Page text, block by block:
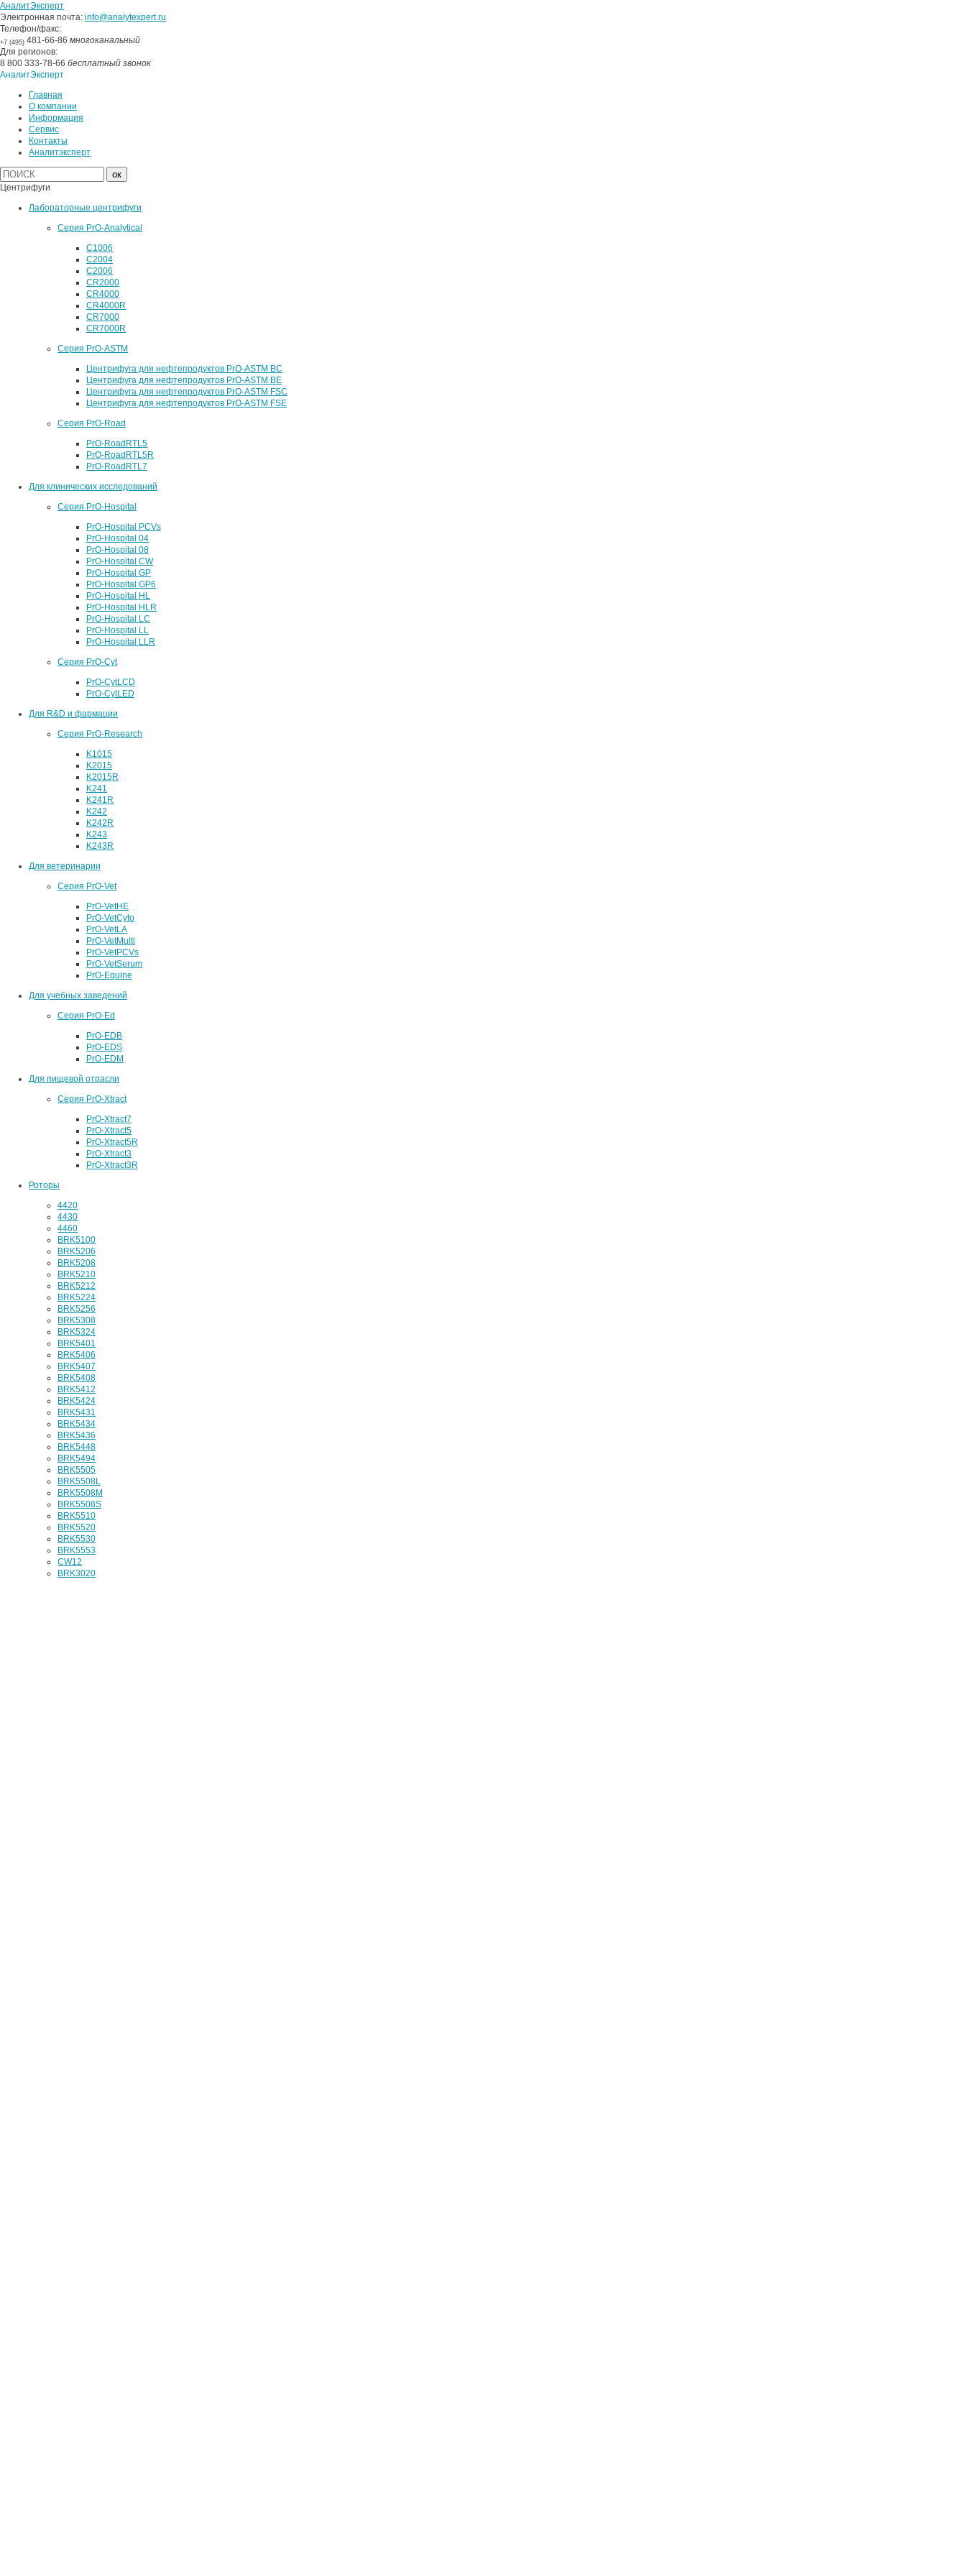
АналитЭксперт
Электронная почта: info@analytexpert.ru
Телефон/факс:
+7 (495) 481-66-86 многоканальный
Для регионов:
8 800 333-78-66 бесплатный звонок
АналитЭксперт
Главная
О компании
Информация
Сервис
Контакты
Аналитэксперт
Центрифуги
Лабораторные центрифуги
Серия PrO-Analytical
C1006
C2004
C2006
CR2000
CR4000
CR4000R
CR7000
CR7000R
Серия PrO-ASTM
Центрифуга для нефтепродуктов PrO-ASTM BC
Центрифуга для нефтепродуктов PrO-ASTM BE
Центрифуга для нефтепродуктов PrO-ASTM FSC
Центрифуга для нефтепродуктов PrO-ASTM FSE
Серия PrO-Road
PrO-RoadRTL5
PrO-RoadRTL5R
PrO-RoadRTL7
Для клинических исследований
Серия PrO-Hospital
PrO-Hospital PCVs
PrO-Hospital 04
PrO-Hospital 08
PrO-Hospital CW
PrO-Hospital GP
PrO-Hospital GP6
PrO-Hospital HL
PrO-Hospital HLR
PrO-Hospital LC
PrO-Hospital LL
PrO-Hospital LLR
Серия PrO-Cyt
PrO-CytLCD
PrO-CytLED
Для R&D и фармации
Серия PrO-Research
K1015
K2015
K2015R
K241
K241R
K242
K242R
K243
K243R
Для ветеринарии
Серия PrO-Vet
PrO-VetHE
PrO-VetCyto
PrO-VetLA
PrO-VetMulti
PrO-VetPCVs
PrO-VetSerum
PrO-Equine
Для учебных заведений
Серия PrO-Ed
PrO-EDB
PrO-EDS
PrO-EDM
Для пищевой отрасли
Серия PrO-Xtract
PrO-Xtract7
PrO-Xtract5
PrO-Xtract5R
PrO-Xtract3
PrO-Xtract3R
Роторы
4420
4430
4460
BRK5100
BRK5206
BRK5208
BRK5210
BRK5212
BRK5224
BRK5256
BRK5308
BRK5324
BRK5401
BRK5406
BRK5407
BRK5408
BRK5412
BRK5424
BRK5431
BRK5434
BRK5436
BRK5448
BRK5494
BRK5505
BRK5508L
BRK5508M
BRK5508S
BRK5510
BRK5520
BRK5530
BRK5553
CW12
BRK3020